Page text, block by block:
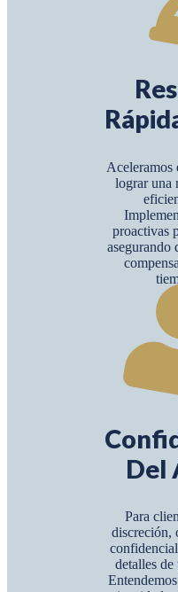
Aceleramos
lograr una
proactivas
asegurando
Del
Para
discreción,
detalles